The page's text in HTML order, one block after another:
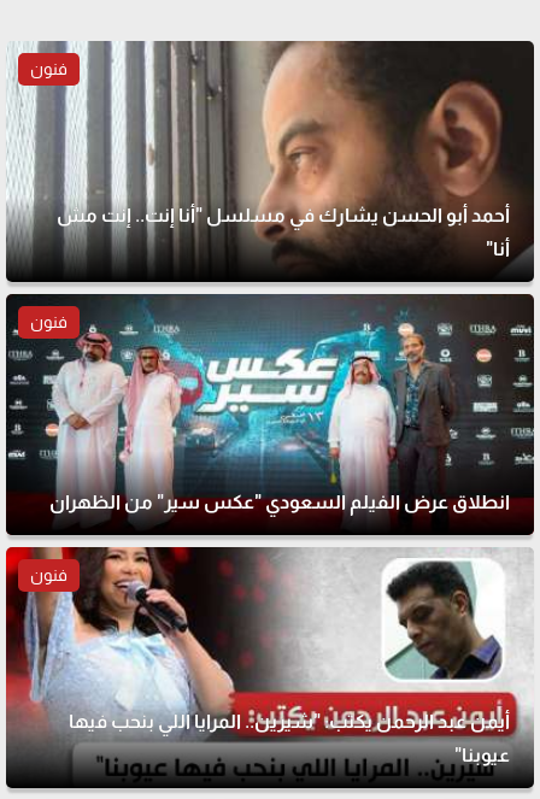
فنون
أحمد أبو الحسن يشارك في مسلسل "أنا إنت.. إنت مش
أنا"
فنون
انطلاق عرض الفيلم السعودي "عكس سير" من الظهران
فنون
أيمن عبد الرحمن يكتب: "شيرين.. المرايا اللي بنحب فيها
عيوبنا"